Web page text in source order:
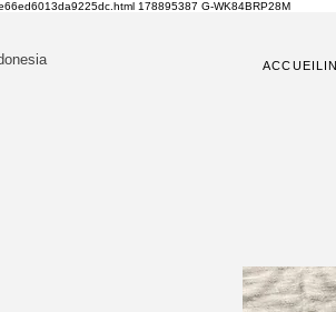
178895387 G-WK84BRP28M
ACCUEIL